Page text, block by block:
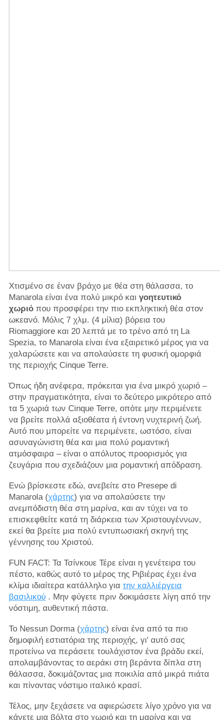
Χτισμένο σε έναν βράχο με θέα στη θάλασσα, το
Manarola είναι ένα πολύ μικρό και γοητευτικό
χωριόπου προσφέρει την πιο εκπληκτική θέα στον
ωκεανό. Μόλις 7 χλμ. (4 μίλια) βόρεια του
Riomaggiore και 20 λεπτά με το τρένο από τη La
Spezia, το Manarola είναι ένα εξαιρετικό μέρος για να
χαλαρώσετε και να απολαύσετε τη φυσική ομορφιά
της περιοχής Cinque Terre.
Όπως ήδη ανέφερα, πρόκειται για ένα μικρό χωριό –
στην πραγματικότητα, είναι το δεύτερο μικρότερο από
τα 5 χωριά των Cinque Terre, οπότε μην περιμένετε
να βρείτε πολλά αξιοθέατα ή έντονη νυχτερινή ζωή.
Αυτό που μπορείτε να περιμένετε, ωστόσο, είναι
ασυναγώνιστη θέα και μια πολύ ρομαντική
ατμόσφαιρα – είναι ο απόλυτος προορισμός για
ζευγάρια που σχεδιάζουν μια ρομαντική απόδραση.
Ενώ βρίσκεστε εδώ, ανεβείτε στο Presepe di
Manarola (χάρτης) για να απολαύσετε την
ανεμπόδιστη θέα στη μαρίνα, και αν τύχει να το
επισκεφθείτε κατά τη διάρκεια των Χριστουγέννων,
εκεί θα βρείτε μια πολύ εντυπωσιακή σκηνή της
γέννησης του Χριστού.
FUN FACT: Τα Τσίνκουε Τέρε είναι η γενέτειρα του
πέστο, καθώς αυτό το μέρος της Ριβιέρας έχει ένα
κλίμα ιδιαίτερα κατάλληλο για την καλλιέργεια
βασιλικού. Μην φύγετε πριν δοκιμάσετε λίγη από την
νόστιμη, αυθεντική πάστα.
Το Nessun Dorma (χάρτης) είναι ένα από τα πιο
δημοφιλή εστιατόρια της περιοχής, γι' αυτό σας
προτείνω να περάσετε τουλάχιστον ένα βράδυ εκεί,
απολαμβάνοντας το αεράκι στη βεράντα δίπλα στη
θάλασσα, δοκιμάζοντας μια ποικιλία από μικρά πιάτα
και πίνοντας νόστιμο ιταλικό κρασί.
Τέλος, μην ξεχάσετε να αφιερώσετε λίγο χρόνο για να
κάνετε μια βόλτα στο χωριό και τη μαρίνα και να